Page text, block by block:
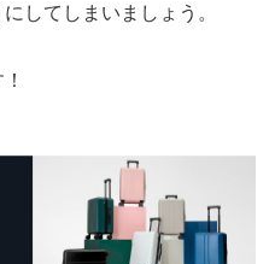
してしまいましょう。